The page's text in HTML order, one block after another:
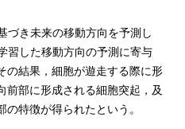
づき未来の移動方向を予測し
習した移動方向の予測に寄与
の結果，細胞が遊走する際に形
前部に形成される細胞突起，及
特徴が得られたという。